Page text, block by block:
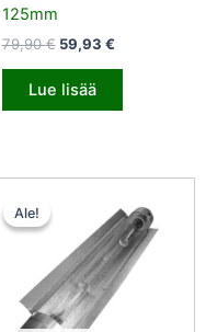
125mm
79,90€ 59,93 €
Lue lisää
Ale!
Ale!
60,00 €.
hinta
on:
45,00 €.